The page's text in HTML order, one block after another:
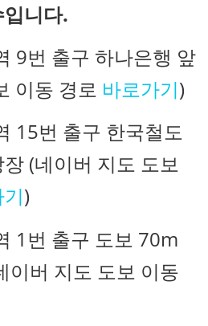
니다.
9번 출구 하나은행 앞
이동 경로 바로가기)
15번 출구 한국철도
(네이버 지도 도보
)
1번 출구 도보 70m
이버 지도 도보 이동